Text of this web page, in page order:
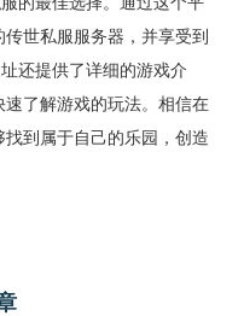
世私服服务器，并享受到
还提供了详细的游戏介
了解游戏的玩法。相信在
到属于自己的乐园，创造